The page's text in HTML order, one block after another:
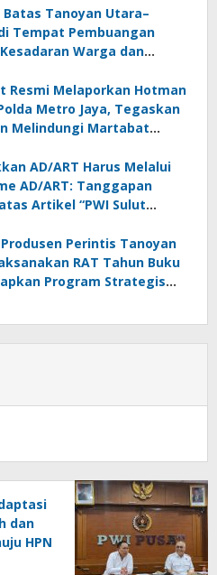
Batas Tanoyan Utara–
Tempat Pembuangan
Warga dan
Resmi Melaporkan Hotman
Metro Jaya, Tegaskan
Melindungi Martabat
AD/ART Harus Melalui
AD/ART: Tanggapan
Artikel “PWI Sulut
Aturan” Perintis Tanoyan
RAT Tahun Buku
Program Strategis
dan
HPN